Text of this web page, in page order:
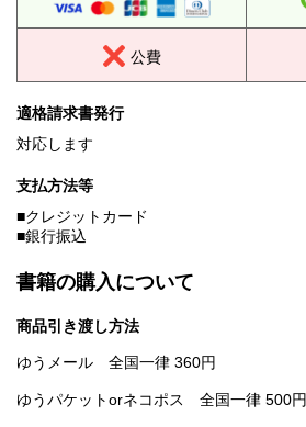
公費
適格請求書発行
対応します
支払方法等
■クレジットカード
■銀行振込
書籍の購入について
商品引き渡し方法
ゆうメール 全国一律 360円
ゆうパケットorネコポス 全国一律 500円